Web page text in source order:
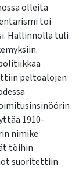
olleita
toi
Hallinnolla tuli
peltoalojen
1910-
nimike
töihin
suoritettiin